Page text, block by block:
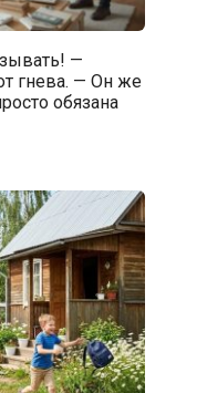
—
гнева. — Он же
обязана